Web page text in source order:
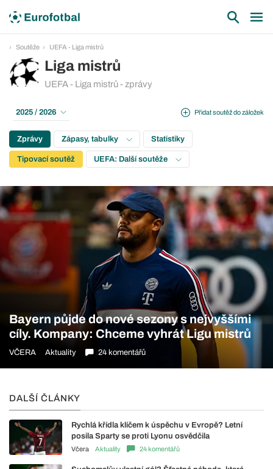
Soutěže UEFA - Liga mistrů
Liga mistrů
UEFA - Liga mistrů - zprávy
Přidat soutěž do záložek
2025 / 2026
Zprávy Zápasy, tabulky Statistiky
Tipovací soutěž UEFA: Další soutěže
Bayern půjde do nové sezony s nejvyššími
cíly. Kompany: Chceme vyhrát Ligu mistrů
VČERA Aktuality 24 komentářů
DALŠÍ ČLÁNKY
Rychlá křídla klíčem k úspěchu v Evropě? Letní
posila Sparty se proti Lyonu osvědčila
Včera Aktuality 24 komentářů